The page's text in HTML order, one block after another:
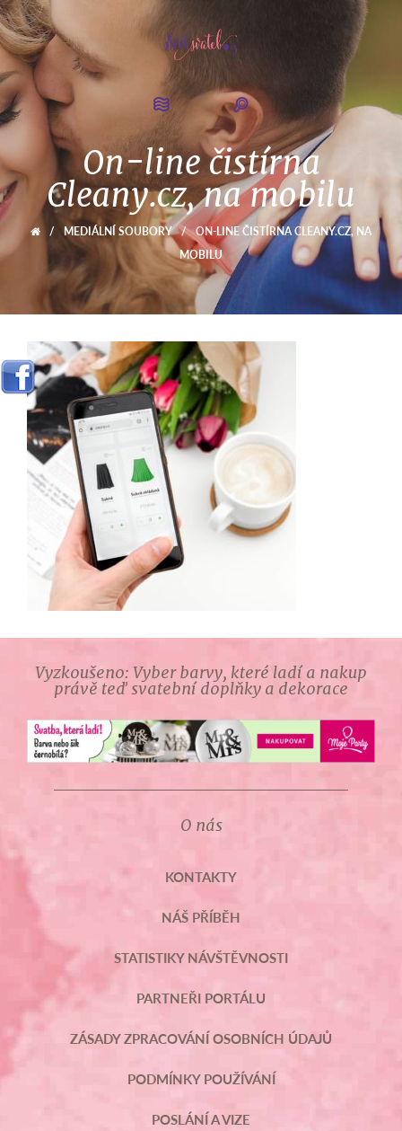
On-line čistírna
Cleany.cz, na mobilu
/ MEDIÁLNÍ SOUBORY / ON-LINE ČISTÍRNA CLEANY.CZ, NA
MOBILU
Vyzkoušeno: Vyber barvy, které ladí a nakup
právě teď svatební doplňky a dekorace
O nás
KONTAKTY
NÁŠ PŘÍBĚH
STATISTIKY NÁVŠTĚVNOSTI
PARTNEŘI PORTÁLU
ZÁSADY ZPRACOVÁNÍ OSOBNÍCH ÚDAJŮ
PODMÍNKY POUŽÍVÁNÍ
POSLÁNÍ A VIZE